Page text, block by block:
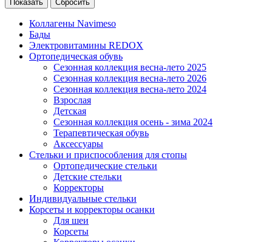
Сбросить
Коллагены Navimeso
Бады
Электровитамины REDOX
Ортопедическая обувь
Сезонная коллекция весна-лето 2025
Сезонная коллекция весна-лето 2026
Сезонная коллекция весна-лето 2024
Взрослая
Детская
Сезонная коллекция осень - зима 2024
Терапевтическая обувь
Аксессуары
Стельки и приспособления для стопы
Ортопедические стельки
Детские стельки
Корректоры
Индивидуальные стельки
Корсеты и корректоры осанки
Для шеи
Корсеты